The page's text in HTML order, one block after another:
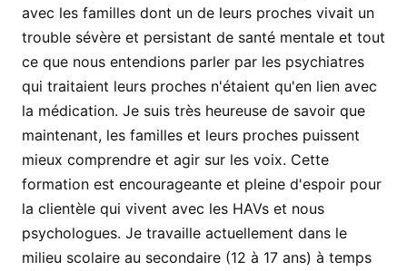
avec les familles dont un de leurs proches vivait un
trouble sévère et persistant de santé mentale et tout
ce que nous entendions parler par les psychiatres
qui traitaient leurs proches n'étaient qu'en lien avec
la médication. Je suis très heureuse de savoir que
maintenant, les familles et leurs proches puissent
mieux comprendre et agir sur les voix. Cette
formation est encourageante et pleine d'espoir pour
la clientèle qui vivent avec les HAVs et nous
psychologues. Je travaille actuellement dans le
milieu scolaire au secondaire (12 à 17 ans) à temps